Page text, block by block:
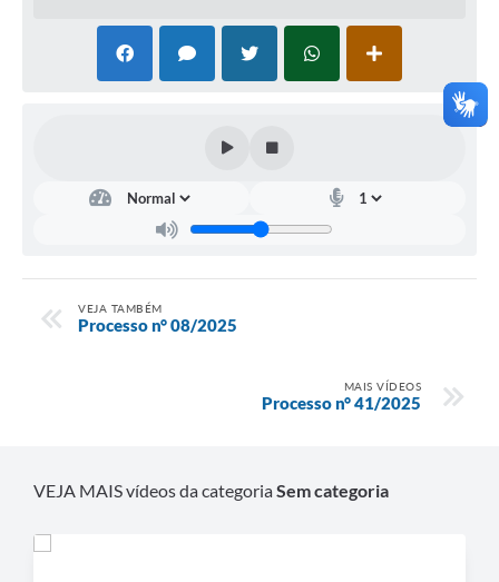
VEJA TAMBÉM
Processo n° 08/2025
MAIS VÍDEOS
Processo n° 41/2025
VEJA MAIS vídeos da categoriaSem categoria